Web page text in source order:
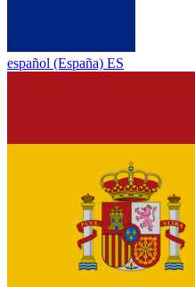
español (España) ES